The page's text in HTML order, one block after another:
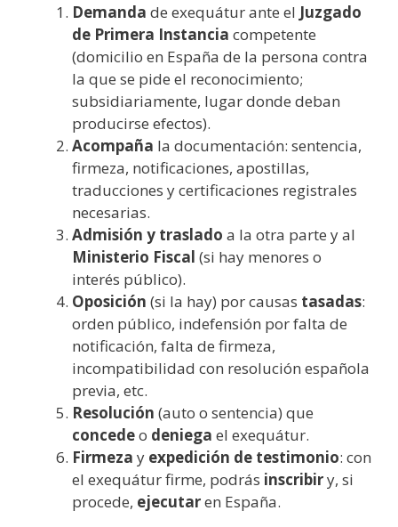
Demanda de exequátur ante el Juzgado
de Primera Instancia competente
(domicilio en España de la persona contra
la que se pide el reconocimiento;
subsidiariamente, lugar donde deban
producirse efectos).
Acompaña la documentación: sentencia,
firmeza, notificaciones, apostillas,
traducciones y certificaciones registrales
necesarias.
Admisión y traslado a la otra parte y al
Ministerio Fiscal (si hay menores o
interés público).
Oposición (si la hay) por causas tasadas:
orden público, indefensión por falta de
notificación, falta de firmeza,
incompatibilidad con resolución española
previa, etc.
Resolución (auto o sentencia) que
concedeo deniega el exequátur.
Firmeza y expedición de testimonio: con
el exequátur firme, podrás inscribiry, si
procede, ejecutaren España.